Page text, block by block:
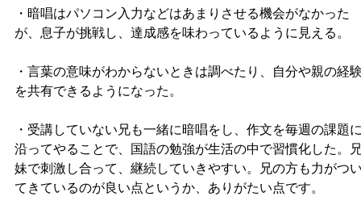
・暗唱はパソコン入力などはあまりさせる機会がなかった
が、息子が挑戦し、達成感を味わっているように見える。
・言葉の意味がわからないときは調べたり、自分や親の経
を共有できるようになった。
・受講していない兄も一緒に暗唱をし、作文を毎週の課題
沿ってやることで、国語の勉強が生活の中で習慣化した。
妹で刺激し合って、継続していきやすい。兄の方も力がつ
てきているのが良い点というか、ありがたい点です。